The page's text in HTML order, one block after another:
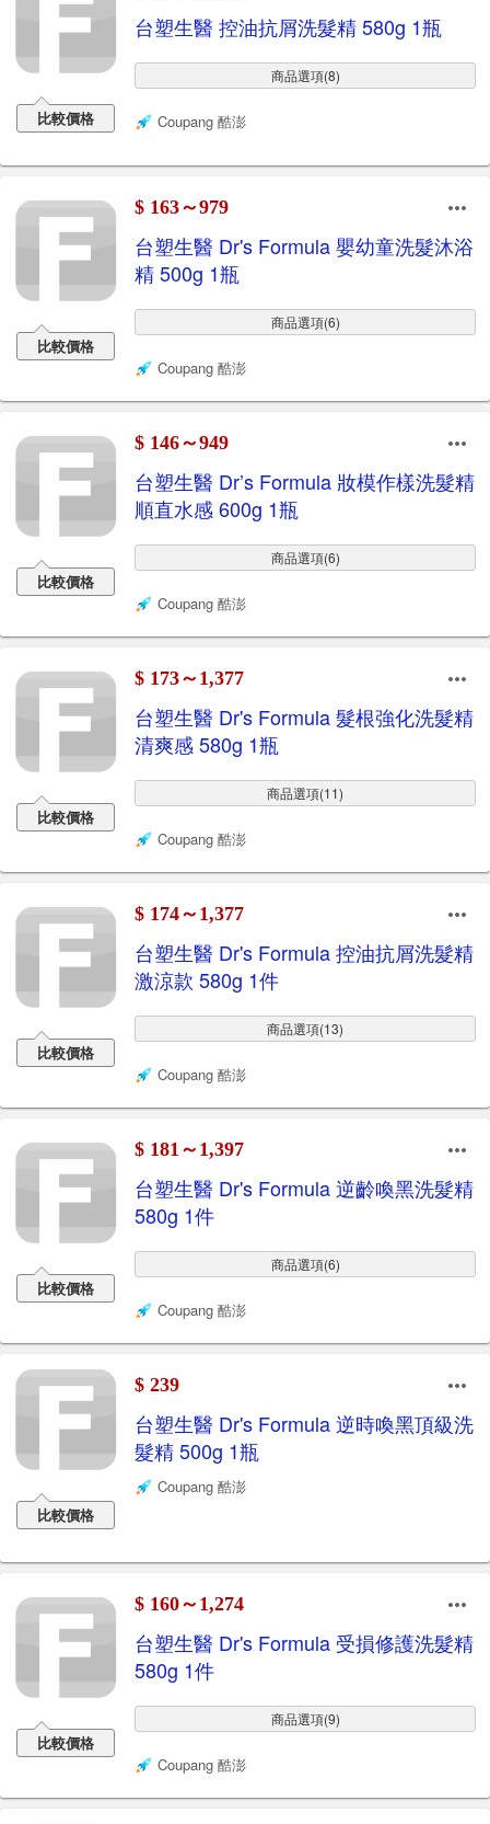
比較價格
台塑生醫 控油抗屑洗髮精 580g 1瓶
商品選項(8)
Coupang 酷澎
比較價格
$ 163～979
台塑生醫 Dr's Formula 嬰幼童洗髮沐浴
精 500g 1瓶
商品選項(6)
Coupang 酷澎
比較價格
$ 146～949
台塑生醫 Dr’s Formula 妝模作樣洗髮精
順直水感 600g 1瓶
商品選項(6)
Coupang 酷澎
比較價格
$ 173～1,377
台塑生醫 Dr's Formula 髮根強化洗髮精
清爽感 580g 1瓶
商品選項(11)
Coupang 酷澎
比較價格
$ 174～1,377
台塑生醫 Dr's Formula 控油抗屑洗髮精
激涼款 580g 1件
商品選項(13)
Coupang 酷澎
比較價格
$ 181～1,397
台塑生醫 Dr's Formula 逆齡喚黑洗髮精
580g 1件
商品選項(6)
Coupang 酷澎
比較價格
$ 239
台塑生醫 Dr's Formula 逆時喚黑頂級洗
髮精 500g 1瓶
Coupang 酷澎
比較價格
$ 160～1,274
台塑生醫 Dr's Formula 受損修護洗髮精
580g 1件
商品選項(9)
Coupang 酷澎